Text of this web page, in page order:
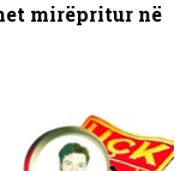
mirëpritur në